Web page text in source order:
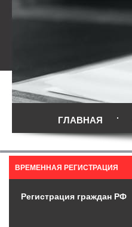
ГЛАВНАЯ
ВРЕМЕННАЯ РЕГИСТРАЦИЯ
Регистрация граждан РФ